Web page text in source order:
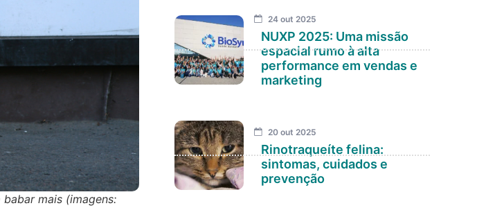
mais (imagens:
24 out 2025
NUXP 2025: Uma missão
espacial rumo à alta
performance em vendas e
marketing
20 out 2025
Rinotraqueíte felina:
sintomas, cuidados e
prevenção